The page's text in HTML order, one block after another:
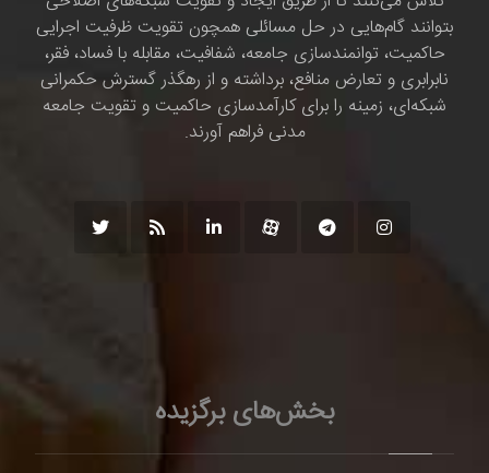
بتوانند گام‌هایی در حل مسائلی همچون تقویت ظرفیت اجرایی
حاکمیت، توانمندسازی جامعه، شفافیت، مقابله با فساد، فقر،
نابرابری و تعارض منافع، برداشته و از رهگذر گسترش حکمرانی
شبکه‌ای، زمینه را برای کارآمدسازی حاکمیت و تقویت جامعه
مدنی فراهم آورند.
بخش‌های برگزیده